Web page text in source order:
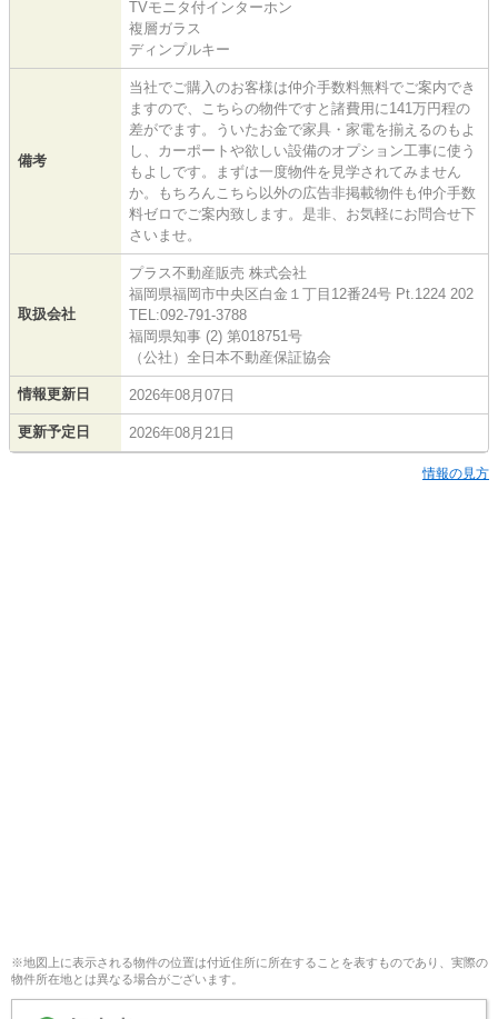
TVモニタ付インターホン
複層ガラス
ディンプルキー
備考
当社でご購入のお客様は仲介手数料無料でご案内でき
ますので、こちらの物件ですと諸費用に141万円程の
差がでます。ういたお金で家具・家電を揃えるのもよ
し、カーポートや欲しい設備のオプション工事に使う
もよしです。まずは一度物件を見学されてみません
か。もちろんこちら以外の広告非掲載物件も仲介手数
料ゼロでご案内致します。是非、お気軽にお問合せ下
さいませ。
取扱会社
プラス不動産販売 株式会社
福岡県福岡市中央区白金１丁目12番24号 Pt.1224 202
TEL:092-791-3788
福岡県知事 (2) 第018751号
（公社）全日本不動産保証協会
情報更新日 2026年08月07日
更新予定日 2026年08月21日
情報の見方
※地図上に表示される物件の位置は付近住所に所在することを表すものであり、実際の
物件所在地とは異なる場合がございます。